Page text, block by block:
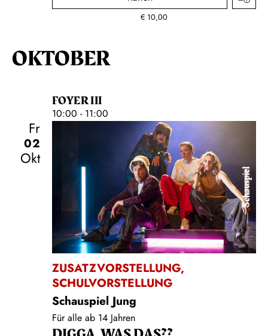
€ 10,00
OKTOBER
FOYER III
10:00 - 11:00
Fr
02
Okt
Schauspiel
ZUSATZVORSTELLUNG,
SCHULVORSTELLUNG
Schauspiel Jung
Für alle ab 14 Jahren